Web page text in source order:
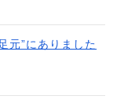
元”にありました